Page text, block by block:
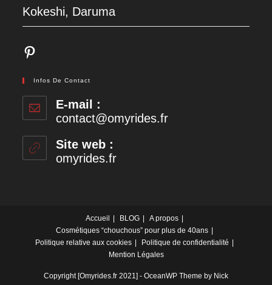
Kokeshi, Daruma
Pinterest
Infos De Contact
E-mail :
contact@omyrides.frS’ouvre
Site web :
omyrides.fr
Accueil BLOG
A propos
Cosmétiques “chouchous” pour plus de 40ans
Politique relative aux cookies
Politique de confidentialité
Mention Légales
Copyright [Omyrides.fr 2021] - OceanWP Theme by Nick